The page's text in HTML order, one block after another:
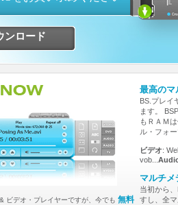
ンロード
ビデオ・プレイヤーですが、今でも 無料
最高のマ
BS.プレイ
ます。
もＲＡＭ
ル・フォ
ビデオ:
vob...
マルチ
当初から
すし、全